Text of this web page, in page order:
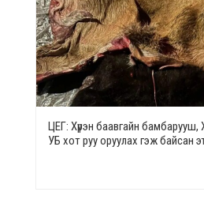
ЦЕГ: Хүрэн баавгайн бамбарууш,
УБ хот руу оруулах гэж байсан